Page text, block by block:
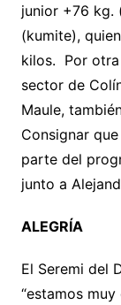
junior +76 kg.
(kumite),
kilos. Por otra
sector de
Maule,
Consignar
parte del
junto a
ALEGRÍA
El Seremi del
“estamos